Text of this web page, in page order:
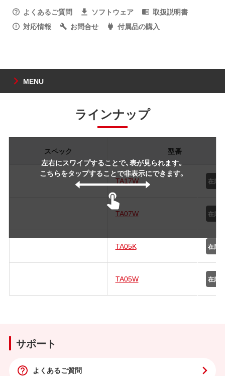
よくあるご質問
ソフトウェア
取扱説明書
対応情報
お問合せ 付属品の購入
MENU
ラインナップ
左右にスワイプすることで、表が見られます。
こちらをタップすることで非表示にできます。
スペック 型番
TA17W
TA07W
TA05K
TA05W
サポート
よくあるご質問